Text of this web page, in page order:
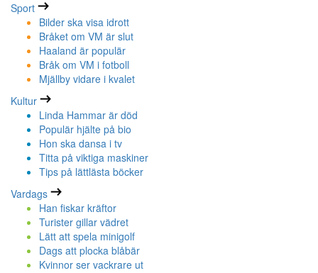
Sport
Bilder ska visa idrott
Bråket om VM är slut
Haaland är populär
Bråk om VM i fotboll
Mjällby vidare i kvalet
Kultur
Linda Hammar är död
Populär hjälte på bio
Hon ska dansa i tv
Titta på viktiga maskiner
Tips på lättlästa böcker
Vardags
Han fiskar kräftor
Turister gillar vädret
Lätt att spela minigolf
Dags att plocka blåbär
Kvinnor ser vackrare ut